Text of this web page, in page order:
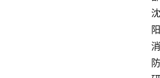
沈
阳
消
防